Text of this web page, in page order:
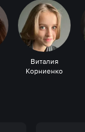
Виталия
Корниенко